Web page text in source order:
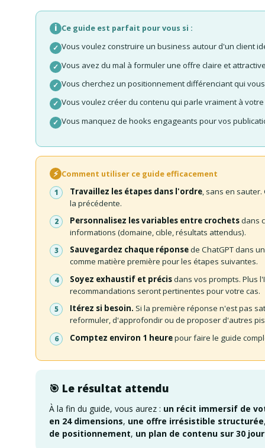
i Ce guide est parfait pour vous si :
Vous voulez construire un business autour d'un client
Vous avez du mal à formuler une offre claire et
Vous cherchez un positionnement différenciant qui
Vous voulez créer du contenu qui parle vraiment à
Vous manquez de hooks engageants pour vos
⚡ Comment utiliser ce guide efficacement
Travaillez les étapes dans l'ordre , sans en
la précédente.
Personnalisez les variables entre crochetsdans
informations (domaine, cible, résultats attendus).
Sauvegardez chaque réponsede ChatGPT dans
comme matière première pour les étapes suivantes.
Soyez exhaustif et précisdans vos prompts. Plus
recommandations seront pertinentes pour votre cas.
Itérez si besoin. Si la première réponse n'est pas
reformuler, d'approfondir ou de proposer d'autres
Comptez environ 1 heurepour faire le guide
🎯 Le résultat attendu
À la fin du guide, vous aurez : un récit immersif de
en 24 dimensions, une offre irrésistible structurée
de positionnement, un plan de contenu sur 30